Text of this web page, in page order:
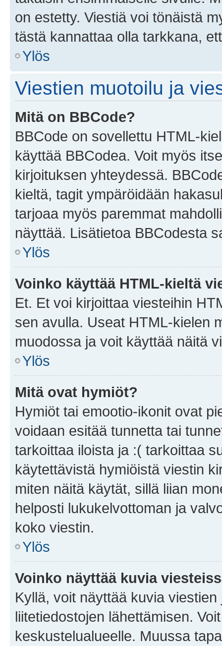
on estetty. Viestiä voi tönäistä
tästä kannattaa olla tarkkana,
Ylös
Viestien muotoilu ja
Mitä on BBCode?
BBCode on sovellettu HTML-
käyttää BBCodea. Voit myös
kirjoituksen yhteydessä.
kieltä, tagit ympäröidään
tarjoaa myös paremmat
näyttää. Lisätietoa BBCodesta
Ylös
Voinko käyttää HTML-kieltä
Et. Et voi kirjoittaa viesteihin
sen avulla. Useat HTML-kielen
muodossa ja voit käyttää näitä
Ylös
Mitä ovat hymiöt?
Hymiöt tai emootio-ikonit ovat
voidaan esitää tunnetta tai
tarkoittaa iloista ja :( tarkoittaa
käytettävistä hymiöistä viestin
miten näitä käytät, sillä liian
helposti lukukelvottoman ja
koko viestin.
Ylös
Voinko näyttää kuvia
Kyllä, voit näyttää kuvia
liitetiedostojen lähettämisen.
keskustelualueelle. Muussa